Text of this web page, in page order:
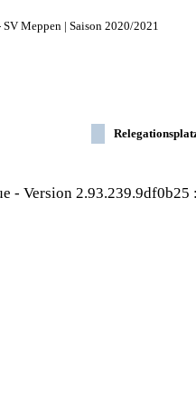
Meppen | Saison 2020/2021
- Version 2.93.239.9df0b25